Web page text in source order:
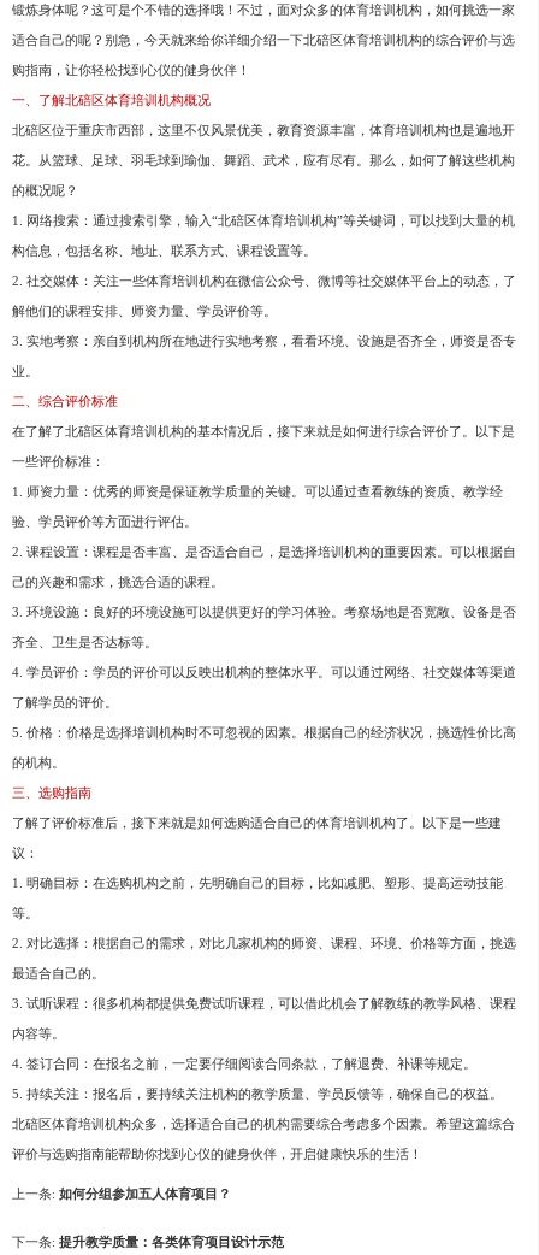
锻炼身体呢？这可是个不错的选择哦！不过，面对众多的体育培训机构，如何挑选一家
适合自己的呢？别急，今天就来给你详细介绍一下北碚区体育培训机构的综合评价与选
购指南，让你轻松找到心仪的健身伙伴！
一、了解北碚区体育培训机构概况
北碚区位于重庆市西部，这里不仅风景优美，教育资源丰富，体育培训机构也是遍地开
花。从篮球、足球、羽毛球到瑜伽、舞蹈、武术，应有尽有。那么，如何了解这些机构
的概况呢？
1. 网络搜索：通过搜索引擎，输入“北碚区体育培训机构”等关键词，可以找到大量的机
构信息，包括名称、地址、联系方式、课程设置等。
2. 社交媒体：关注一些体育培训机构在微信公众号、微博等社交媒体平台上的动态，了
解他们的课程安排、师资力量、学员评价等。
3. 实地考察：亲自到机构所在地进行实地考察，看看环境、设施是否齐全，师资是否专
业。
二、综合评价标准
在了解了北碚区体育培训机构的基本情况后，接下来就是如何进行综合评价了。以下是
一些评价标准：
1. 师资力量：优秀的师资是保证教学质量的关键。可以通过查看教练的资质、教学经
验、学员评价等方面进行评估。
2. 课程设置：课程是否丰富、是否适合自己，是选择培训机构的重要因素。可以根据自
己的兴趣和需求，挑选合适的课程。
3. 环境设施：良好的环境设施可以提供更好的学习体验。考察场地是否宽敞、设备是否
齐全、卫生是否达标等。
4. 学员评价：学员的评价可以反映出机构的整体水平。可以通过网络、社交媒体等渠道
了解学员的评价。
5. 价格：价格是选择培训机构时不可忽视的因素。根据自己的经济状况，挑选性价比高
的机构。
三、选购指南
了解了评价标准后，接下来就是如何选购适合自己的体育培训机构了。以下是一些建
议：
1. 明确目标：在选购机构之前，先明确自己的目标，比如减肥、塑形、提高运动技能
等。
2. 对比选择：根据自己的需求，对比几家机构的师资、课程、环境、价格等方面，挑选
最适合自己的。
3. 试听课程：很多机构都提供免费试听课程，可以借此机会了解教练的教学风格、课程
内容等。
4. 签订合同：在报名之前，一定要仔细阅读合同条款，了解退费、补课等规定。
5. 持续关注：报名后，要持续关注机构的教学质量、学员反馈等，确保自己的权益。
北碚区体育培训机构众多，选择适合自己的机构需要综合考虑多个因素。希望这篇综合
评价与选购指南能帮助你找到心仪的健身伙伴，开启健康快乐的生活！
上一条: 如何分组参加五人体育项目？
下一条: 提升教学质量：各类体育项目设计示范